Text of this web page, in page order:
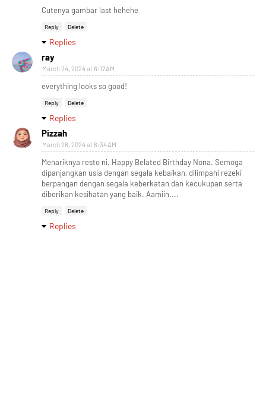
Cutenya gambar last hehehe
Reply Delete
Replies
ray
March 24, 2024 at 6:17 AM
everything looks so good!
Reply Delete
Replies
Pizzah
March 28, 2024 at 6:34 AM
Menariknya resto ni. Happy Belated Birthday Nona. Semoga
dipanjangkan usia dengan segala kebaikan, dilimpahi rezeki
berpangan dengan segala keberkatan dan kecukupan serta
diberikan kesihatan yang baik. Aamiin....
Reply Delete
Replies